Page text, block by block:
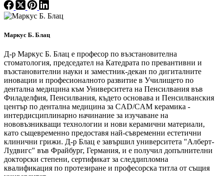
Маркус Б. Блац
Д-р Маркус Б. Блац е професор по възстановителна
стоматология, председател на Катедрата по превантивни и
възстановителни науки и заместник-декан по дигиталните
иновации и професионалното развитие в Училището по
дентална медицина към Университета на Пенсилвания във
Филаделфия, Пенсилвания, където основава и Пенсилванския
център по дентална медицина за CAD/CAM керамика -
интердисциплинарно начинание за изучаване на
нововъзникващи технологии и нови керамични материали,
като същевременно предоставя най-съвременни естетични
клинични грижи. Д-р Блац е завършил университета "Алберт-
Лудвигс" във Фрайбург, Германия, и е получил допълнителни
докторски степени, сертификат за следдипломна
квалификация по протезиране и професорска титла от същия